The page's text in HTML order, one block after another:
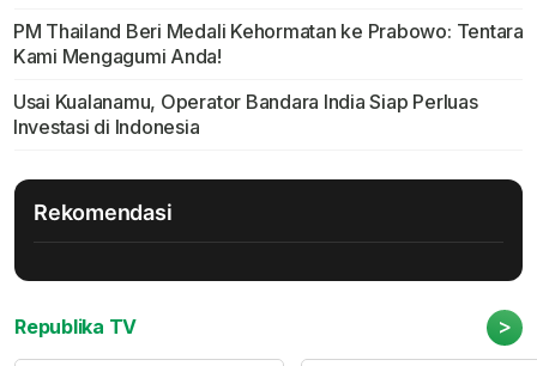
PM Thailand Beri Medali Kehormatan ke Prabowo: Tentara
Kami Mengagumi Anda!
Usai Kualanamu, Operator Bandara India Siap Perluas
Investasi di Indonesia
Rekomendasi
Republika TV >